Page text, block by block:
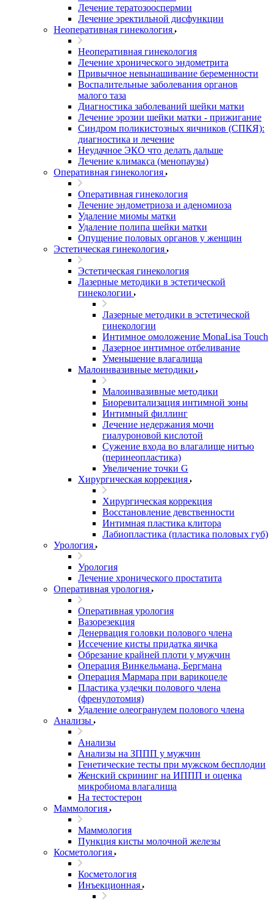
Лечение тератозооспермии
Лечение эректильной дисфункции
Неоперативная гинекология
Неоперативная гинекология
Лечение хронического эндометрита
Привычное невынашивание беременности
Воспалительные заболевания органов
малого таза
Диагностика заболеваний шейки матки
Лечение эрозии шейки матки - прижигание
Синдром поликистозных яичников (СПКЯ):
диагностика и лечение
Неудачное ЭКО что делать дальше
Лечение климакса (менопаузы)
Оперативная гинекология
Оперативная гинекология
Лечение эндометриоза и аденомиоза
Удаление миомы матки
Удаление полипа шейки матки
Опущение половых органов у женщин
Эстетическая гинекология
Эстетическая гинекология
Лазерные методики в эстетической
гинекологии
Лазерные методики в эстетической
гинекологии
Интимное омоложение MonaLisa Touch
Лазерное интимное отбеливание
Уменьшение влагалища
Малоинвазивные методики
Малоинвазивные методики
Биоревитализация интимной зоны
Интимный филлинг
Лечение недержания мочи
гиалуроновой кислотой
Сужение входа во влагалище нитью
(перинеопластика)
Увеличение точки G
Хирургическая коррекция
Хирургическая коррекция
Восстановление девственности
Интимная пластика клитора
Лабиопластика (пластика половых губ)
Урология
Урология
Лечение хронического простатита
Оперативная урология
Оперативная урология
Вазорезекция
Денервация головки полового члена
Иссечение кисты придатка яичка
Обрезание крайней плоти у мужчин
Операция Винкельмана, Бергмана
Операция Мармара при варикоцеле
Пластика уздечки полового члена
(френулотомия)
Удаление олеогранулем полового члена
Анализы
Анализы
Анализы на ЗППП у мужчин
Генетические тесты при мужском бесплодии
Женский скрининг на ИППП и оценка
микробиома влагалища
На тестостерон
Маммология
Маммология
Пункция кисты молочной железы
Косметология
Косметология
Инъекционная